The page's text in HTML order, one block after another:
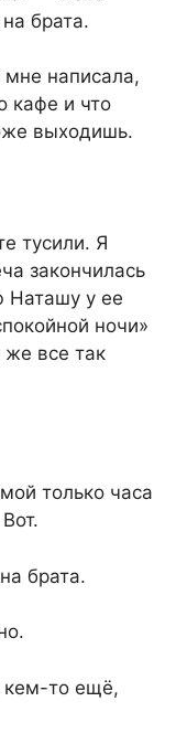
брата.
написала,
кафе и что
выходишь.
тусили. Я
закончилась
Наташу у ее
ночи»
же все так
только часа
брата.
кем-то ещё,